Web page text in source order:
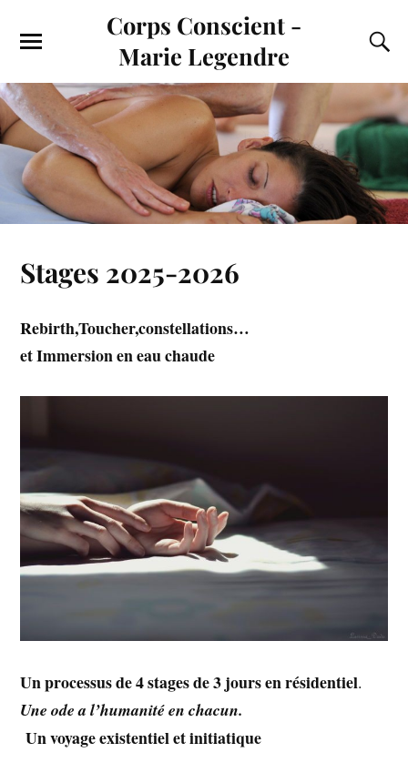
Corps Conscient -
Marie Legendre
Stages 2025-2026
Rebirth,Toucher,constellations…
et Immersion en eau chaude
Un processus de 4 stages de 3 jours en résidentiel.
Une ode a l’humanité en chacun.
Un voyage existentiel et initiatique